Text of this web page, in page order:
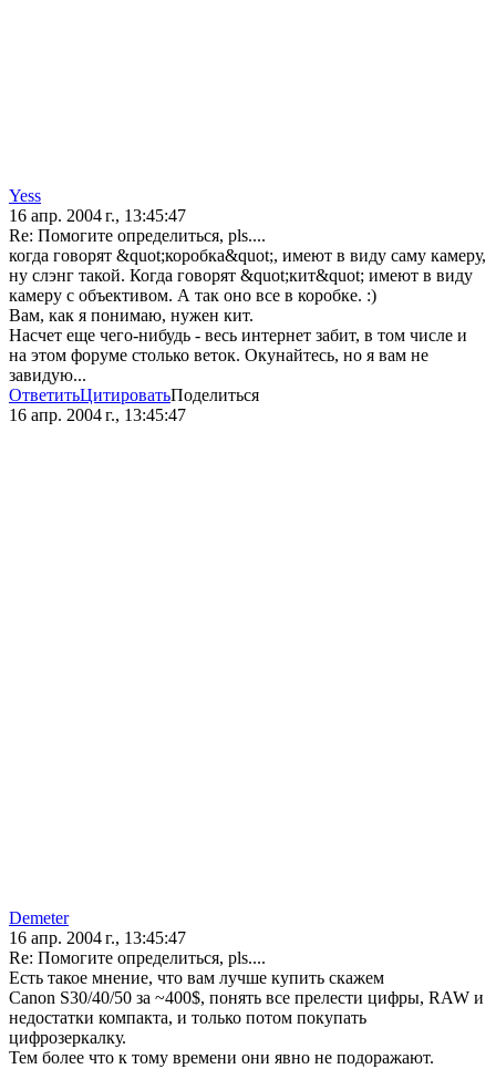
Yess
16 апр. 2004 г., 13:45:47
Re: Помогите определиться, pls....
когда говорят &quot;коробка&quot;, имеют в виду саму камеру,
ну слэнг такой. Когда говорят &quot;кит&quot; имеют в виду
камеру с объективом. А так оно все в коробке. :)
Вам, как я понимаю, нужен кит.
Насчет еще чего-нибудь - весь интернет забит, в том числе и
на этом форуме столько веток. Окунайтесь, но я вам не
завидую...
ОтветитьЦитироватьПоделиться
16 апр. 2004 г., 13:45:47
Demeter
16 апр. 2004 г., 13:45:47
Re: Помогите определиться, pls....
Есть такое мнение, что вам лучше купить скажем
Canon S30/40/50 за ~400$, понять все прелести цифры, RAW и
недостатки компакта, и только потом покупать
цифрозеркалку.
Тем более что к тому времени они явно не подоражают.